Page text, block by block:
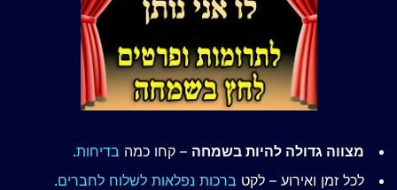
מצווה גדולה להיות בשמחה – קחו כמה בדיחות.
לכל זמן ואירוע – לקט ברכות נפלאות לשלוח לחברים.